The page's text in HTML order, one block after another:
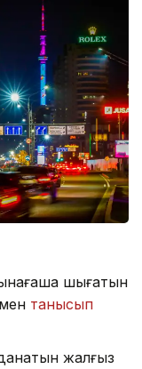
шығатын
танысып
жалғыз